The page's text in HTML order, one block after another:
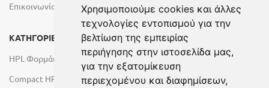
Χρησιμοποιούμε cookies και άλλες
τεχνολογίες εντοπισμού για την
βελτίωση της εμπειρίας
περιήγησης στην ιστοσελίδα μας,
για την εξατομίκευση
περιεχομένου και διαφημίσεων,
Επικοινωνία
ΚΑΤΗΓΟΡΙΕΣ
HPL Φορμάικες
Compact HPL Εσωτερικού Χώρου